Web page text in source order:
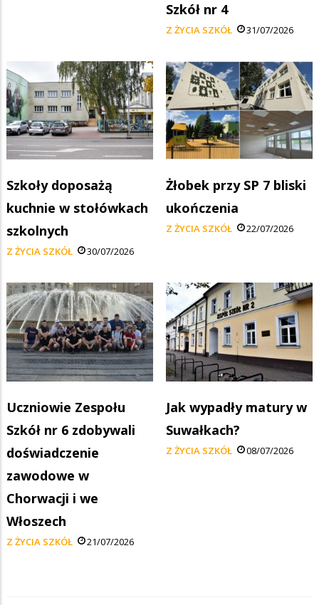
Szkół nr 4
Z ŻYCIA SZKÓŁ 31/07/2026
Szkoły doposażą
kuchnie w stołówkach
szkolnych
Z ŻYCIA SZKÓŁ 30/07/2026
Żłobek przy SP 7 bliski
ukończenia
Z ŻYCIA SZKÓŁ 22/07/2026
Uczniowie Zespołu
Szkół nr 6 zdobywali
doświadczenie
zawodowe w
Chorwacji i we
Włoszech
Z ŻYCIA SZKÓŁ 21/07/2026
Jak wypadły matury w
Suwałkach?
Z ŻYCIA SZKÓŁ 08/07/2026